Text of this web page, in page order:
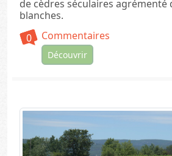
de cèdres séculaires agrémenté
blanches.
0
Commentaires
Découvrir